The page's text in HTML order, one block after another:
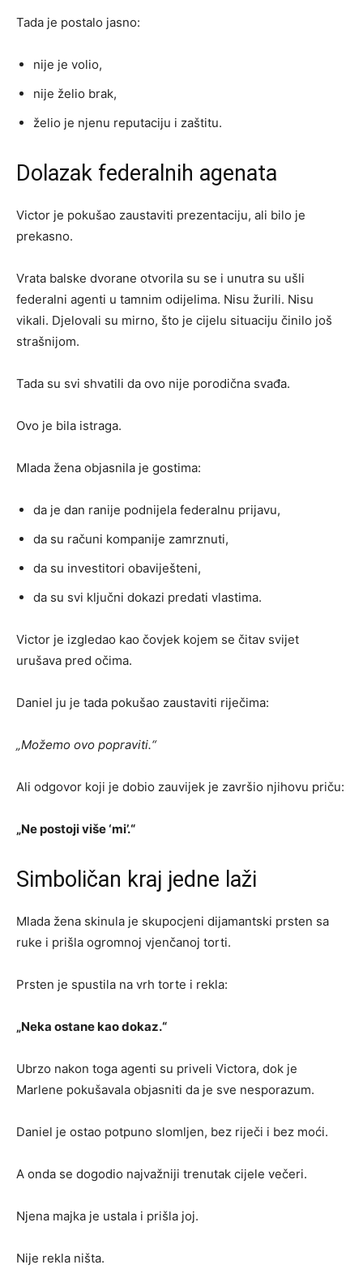
Tada je postalo jasno:
nije je volio,
nije želio brak,
želio je njenu reputaciju i zaštitu.
Dolazak federalnih agenata
Victor je pokušao zaustaviti prezentaciju, ali bilo je
prekasno.
Vrata balske dvorane otvorila su se i unutra su ušli
federalni agenti u tamnim odijelima. Nisu žurili. Nisu
vikali. Djelovali su mirno, što je cijelu situaciju činilo još
strašnijom.
Tada su svi shvatili da ovo nije porodična svađa.
Ovo je bila istraga.
Mlada žena objasnila je gostima:
da je dan ranije podnijela federalnu prijavu,
da su računi kompanije zamrznuti,
da su investitori obaviješteni,
da su svi ključni dokazi predati vlastima.
Victor je izgledao kao čovjek kojem se čitav svijet
urušava pred očima.
Daniel ju je tada pokušao zaustaviti riječima:
„Možemo ovo popraviti.“
Ali odgovor koji je dobio zauvijek je završio njihovu priču:
„Ne postoji više ‘mi’.“
Simboličan kraj jedne laži
Mlada žena skinula je skupocjeni dijamantski prsten sa
ruke i prišla ogromnoj vjenčanoj torti.
Prsten je spustila na vrh torte i rekla:
„Neka ostane kao dokaz.“
Ubrzo nakon toga agenti su priveli Victora, dok je
Marlene pokušavala objasniti da je sve nesporazum.
Daniel je ostao potpuno slomljen, bez riječi i bez moći.
A onda se dogodio najvažniji trenutak cijele večeri.
Njena majka je ustala i prišla joj.
Nije rekla ništa.